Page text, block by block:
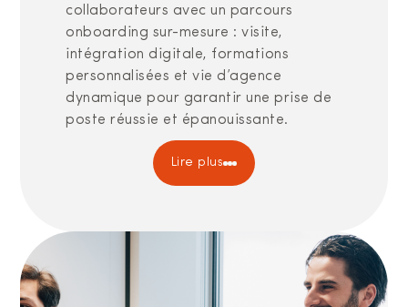
collaborateurs avec un parcours
onboarding sur-mesure : visite,
intégration digitale, formations
personnalisées et vie d’agence
dynamique pour garantir une prise de
poste réussie et épanouissante.
Lire plus